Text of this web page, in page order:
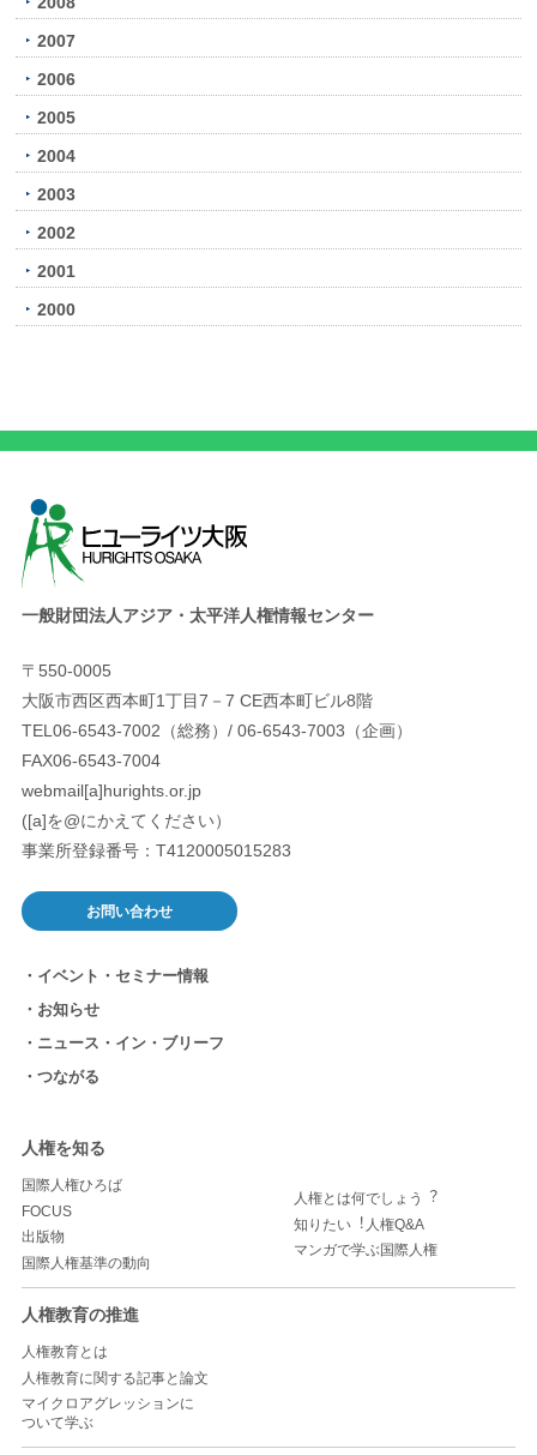
2007
2006
2005
2004
2003
2002
2001
2000
一般財団法人アジア・太平洋人権情報センター
〒550-0005
大阪市西区西本町1丁目7－7 CE西本町ビル8階
TEL06-6543-7002（総務）/ 06-6543-7003（企画）
FAX06-6543-7004
webmail[a]hurights.or.jp
([a]を@にかえてください）
事業所登録番号：T4120005015283
お問い合わせ
イベント・セミナー情報
お知らせ
ニュース・イン・ブリーフ
つながる
人権を知る
国際人権ひろば
FOCUS
出版物
国際人権基準の動向
人権とは何でしょう︖
知りたい︕人権Q&A
マンガで学ぶ国際人権
人権教育の推進
人権教育とは
人権教育に関する記事と論文
マイクロアグレッションに
ついて学ぶ